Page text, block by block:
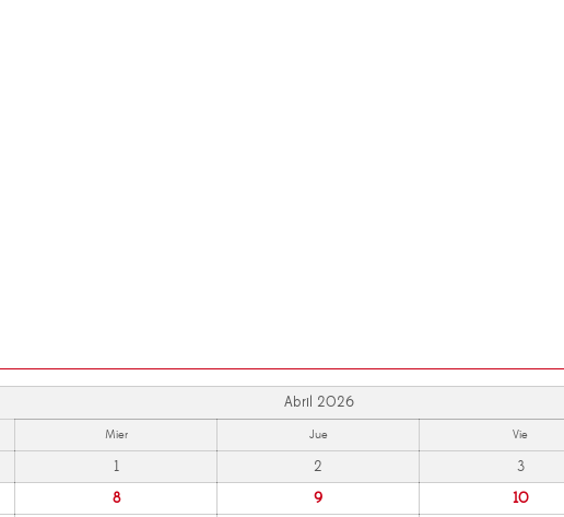
Abril 2026
Mier Jue Vie
1 2 3
8 9 10